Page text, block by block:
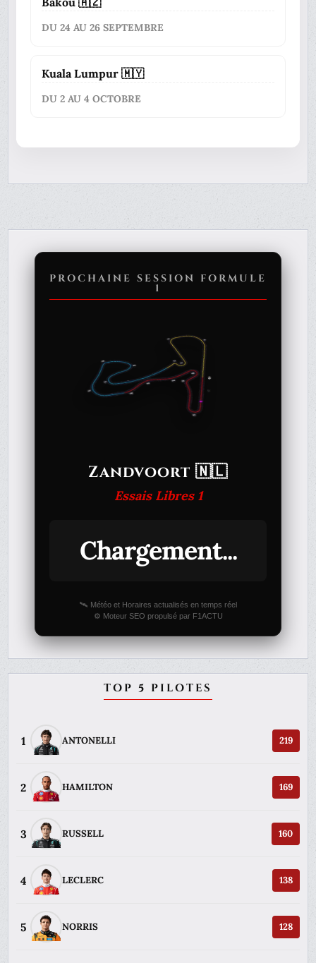
DU 24 AU 26 SEPTEMBRE
Kuala Lumpur 🇲🇾
DU 2 AU 4 OCTOBRE
PROCHAINE SESSION FORMULE
1
Zandvoort 🇳🇱
Essais Libres 1
Chargement...
🛰️ Météo et Horaires actualisés en temps réel
⚙️ Moteur SEO propulsé par F1ACTU
TOP 5 PILOTES
1 ANTONELLI 219
2 HAMILTON 169
3 RUSSELL 160
4 LECLERC 138
5 NORRIS 128